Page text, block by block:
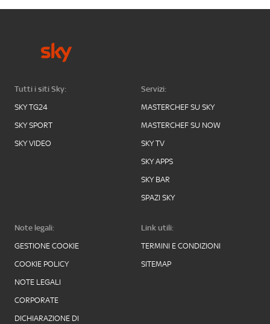
Tutti i siti Sky:
SKY TG24
SKY SPORT
SKY VIDEO
Servizi:
MASTERCHEF SU SKY
MASTERCHEF SU NOW
SKY TV
SKY APPS
SKY BAR
SPAZI SKY
Note legali:
GESTIONE COOKIE
COOKIE POLICY
NOTE LEGALI
CORPORATE
DICHIARAZIONE DI
Link utili:
TERMINI E CONDIZIONI
SITEMAP